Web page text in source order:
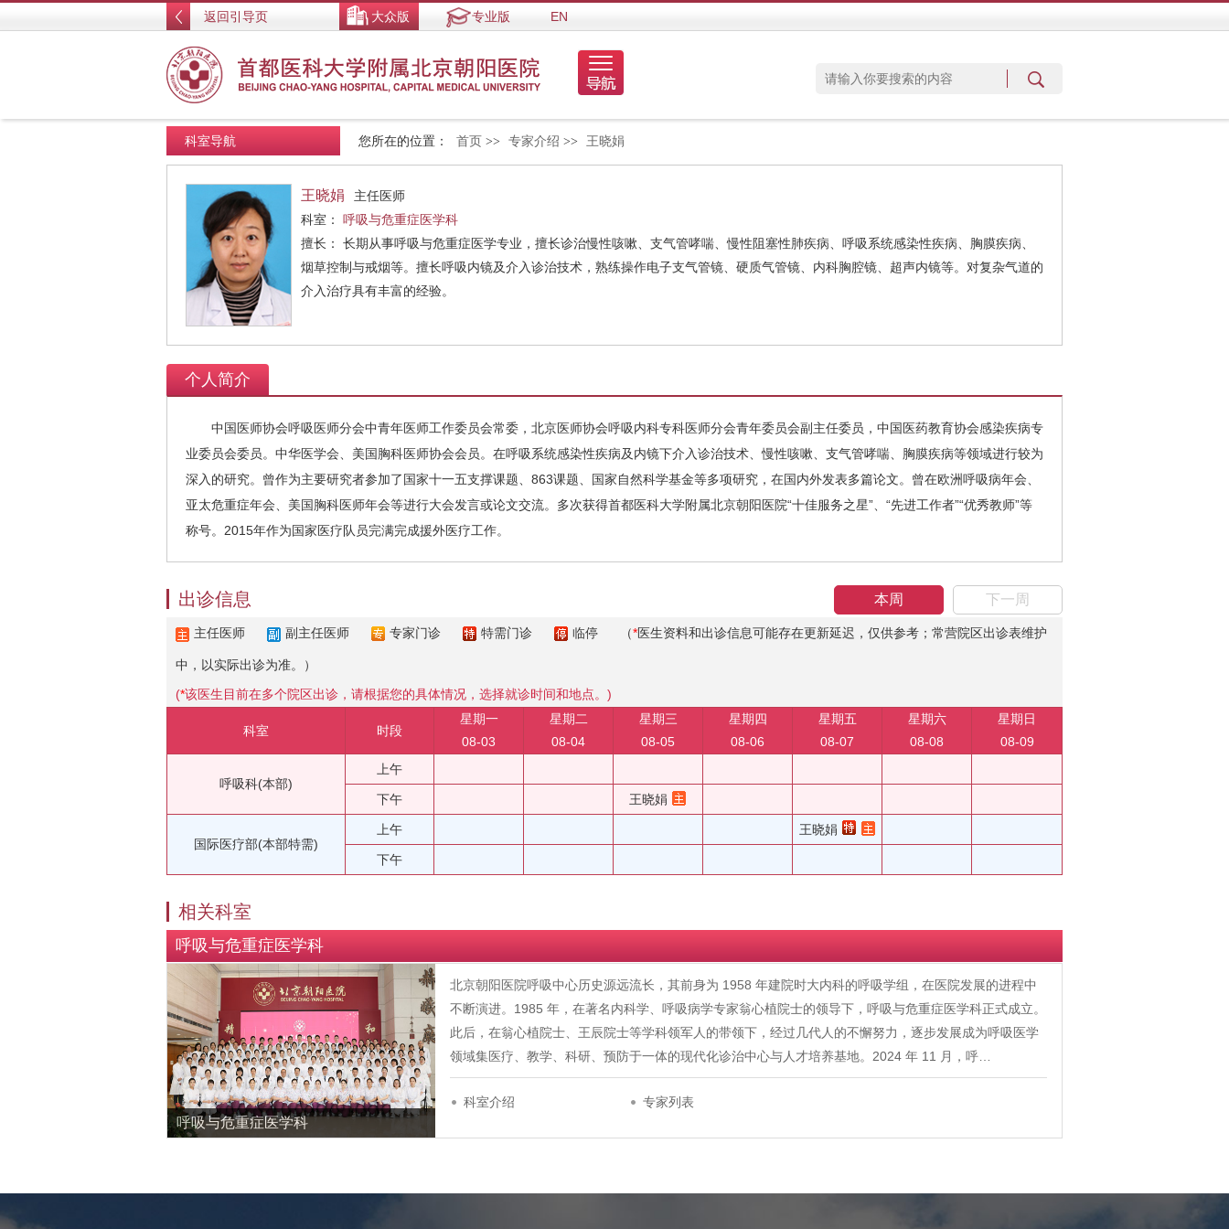
返回引导页 大众版 专业版 EN
您所在的位置： 首页 >> 专家介绍 >> 王晓娟
科室导航
王晓娟
主任医师
科室： 呼吸与危重症医学科
擅长： 长期从事呼吸与危重症医学专业，擅长诊治慢性咳嗽、支气管哮喘、慢性阻塞性肺疾病、呼吸系统感染性疾病、胸膜疾病、
烟草控制与戒烟等。擅长呼吸内镜及介入诊治技术，熟练操作电子支气管镜、硬质气管镜、内科胸腔镜、超声内镜等。对复杂气道的
介入治疗具有丰富的经验。
个人简介
中国医师协会呼吸医师分会中青年医师工作委员会常委，北京医师协会呼吸内科专科医师分会青年委员会副主任委员，中国医药教育协会感染疾病专
业委员会委员。中华医学会、美国胸科医师协会会员。在呼吸系统感染性疾病及内镜下介入诊治技术、慢性咳嗽、支气管哮喘、胸膜疾病等领域进行较为
深入的研究。曾作为主要研究者参加了国家十一五支撑课题、863课题、国家自然科学基金等多项研究，在国内外发表多篇论文。曾在欧洲呼吸病年会、
亚太危重症年会、美国胸科医师年会等进行大会发言或论文交流。多次获得首都医科大学附属北京朝阳医院“十佳服务之星”、“先进工作者”“优秀教师”等
称号。2015年作为国家医疗队员完满完成援外医疗工作。
本周 下一周
出诊信息
主任医师 副主任医师 专家门诊 特需门诊 临停 （*医生资料和出诊信息可能存在更新延迟，仅供参考；常营院区出诊表维护
中，以实际出诊为准。）
(*该医生目前在多个院区出诊，请根据您的具体情况，选择就诊时间和地点。)
科室 时段
星期一
08-03
星期二
08-04
星期三
08-05
星期四
08-06
星期五
08-07
星期六
08-08
星期日
08-09
呼吸科(本部)
上午
下午 王晓娟
国际医疗部(本部特需)
上午 王晓娟
下午
相关科室
呼吸与危重症医学科
呼吸与危重症医学科
北京朝阳医院呼吸中心历史源远流长，其前身为 1958 年建院时大内科的呼吸学组，在医院发展的进程中
不断演进。1985 年，在著名内科学、呼吸病学专家翁心植院士的领导下，呼吸与危重症医学科正式成立。
此后，在翁心植院士、王辰院士等学科领军人的带领下，经过几代人的不懈努力，逐步发展成为呼吸医学
领域集医疗、教学、科研、预防于一体的现代化诊治中心与人才培养基地。2024 年 11 月，呼…
科室介绍 专家列表